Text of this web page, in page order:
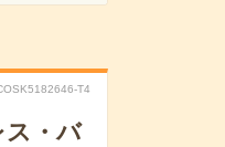
T4
ス・バ